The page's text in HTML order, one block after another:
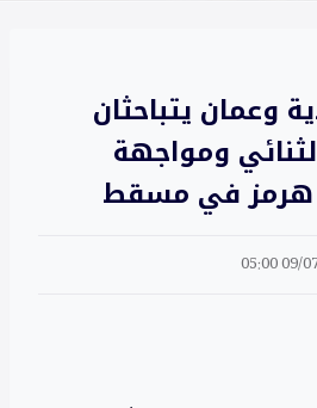
وعمان يتباحثان
ومواجهة
هرمز في مسقط
09/07/